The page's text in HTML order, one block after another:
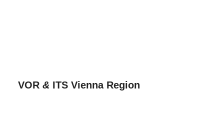
VOR & ITS Vienna Region